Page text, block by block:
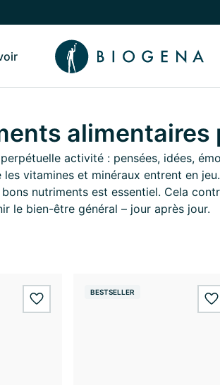
vers le sous-menu Qui sommes-nous
Basculer vers le sous-menu Savoir
alimentaires
activité : pensées, idées,
les vitamines et minéraux entrent en
nutriments est essentiel. Cela
le bien-être général – jour après jour.
wishlist.add
BESTSELLER